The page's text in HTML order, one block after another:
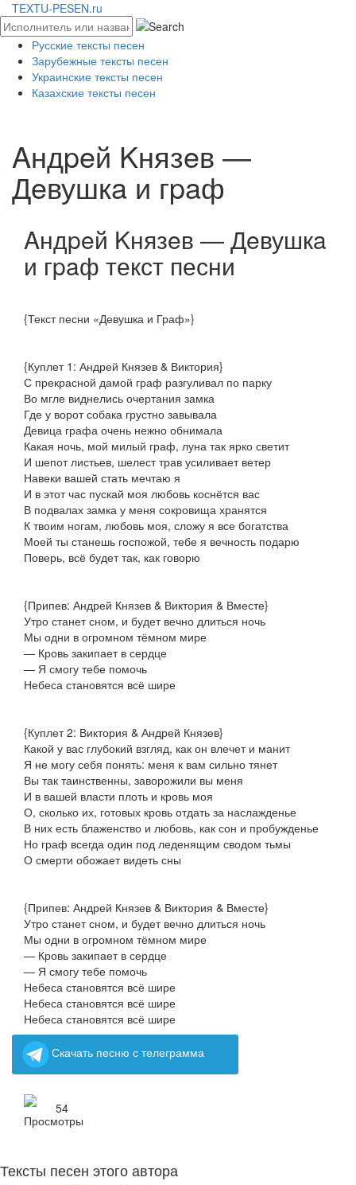
TEXTU-PESEN.ru
Русские тексты песен
Зарубежные тексты песен
Украинские тексты песен
Казахские тексты песен
Aндpeй Kнязeв —
Дeвушкa и гpaф
Aндpeй Kнязeв — Дeвушкa
и гpaф текст песни
{Текст песни «Девушка и Граф»}
{Куплет 1: Андрей Князев & Виктория}
С прекрасной дамой граф разгуливал по парку
Во мгле виднелись очертания замка
Где у ворот собака грустно завывала
Девица графа очень нежно обнимала
Какая ночь, мой милый граф, луна так ярко светит
И шепот листьев, шелест трав усиливает ветер
Навеки вашей стать мечтаю я
И в этот час пускай моя любовь коснётся вас
В подвалах замка у меня сокровища хранятся
К твоим ногам, любовь моя, сложу я все богатства
Моей ты станешь госпожой, тебе я вечность подарю
Поверь, всё будет так, как говорю
{Припев: Андрей Князев & Виктория & Вместе}
Утро станет сном, и будет вечно длиться ночь
Мы одни в огромном тёмном мире
— Кровь закипает в сердце
— Я смогу тебе помочь
Небеса становятся всё шире
{Куплет 2: Виктория & Андрей Князев}
Какой у вас глубокий взгляд, как он влечет и манит
Я не могу себя понять: меня к вам сильно тянет
Вы так таинственны, заворожили вы меня
И в вашей власти плоть и кровь моя
О, сколько их, готовых кровь отдать за наслажденье
В них есть блаженство и любовь, как сон и пробужденье
Но граф всегда один под леденящим сводом тьмы
О смерти обожает видеть сны
{Припев: Андрей Князев & Виктория & Вместе}
Утро станет сном, и будет вечно длиться ночь
Мы одни в огромном тёмном мире
— Кровь закипает в сердце
— Я смогу тебе помочь
Небеса становятся всё шире
Небеса становятся всё шире
Небеса становятся всё шире
Скачать песню с телеграмма
54
Тексты песен этого автора